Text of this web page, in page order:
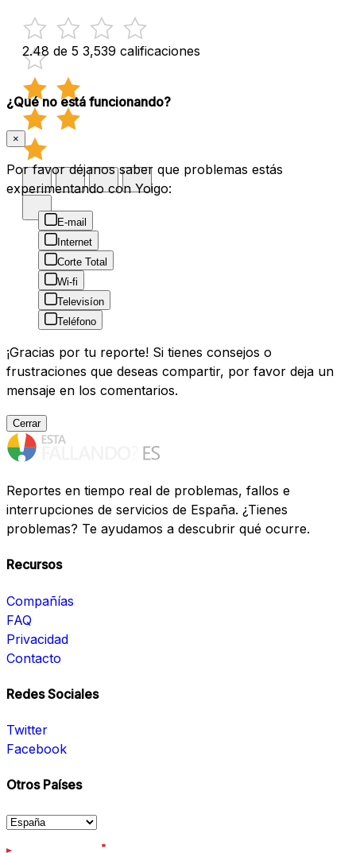
2.48 de 5 3,539 calificaciones
¿Qué no está funcionando?
×
Por favor déjanos saber que problemas estás
experimentando con Yoigo:
E-mail
Internet
Corte Total
Wi-fi
Televisíon
Teléfono
¡Gracias por tu reporte! Si tienes consejos o
frustraciones que deseas compartir, por favor deja un
mensaje en los comentarios.
Cerrar
Reportes en tiempo real de problemas, fallos e
interrupciones de servicios de España. ¿Tienes
problemas? Te ayudamos a descubrir qué ocurre.
Recursos
Compañías
FAQ
Privacidad
Contacto
Redes Sociales
Twitter
Facebook
Otros Países